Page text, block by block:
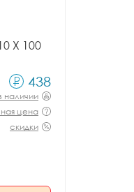
X 100
438
наличии
цена
скидки